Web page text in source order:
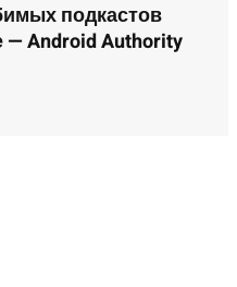
подкастов
Android Authority